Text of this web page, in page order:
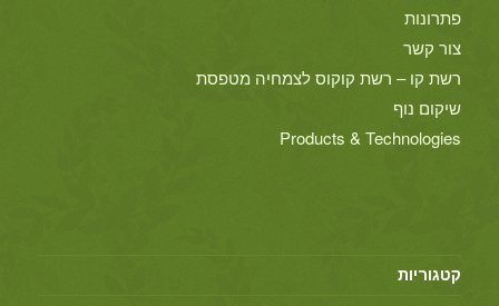
פתרונות
צור קשר
רשת קו – רשת קוקוס לצמחיה מטפסת
שיקום נוף
Products & Technologies
קטגוריות